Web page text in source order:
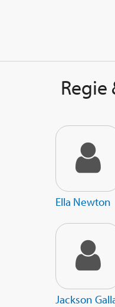
Regie
Ella Newton
Jackson